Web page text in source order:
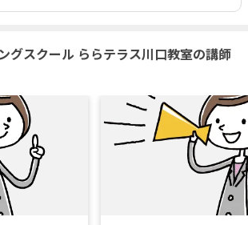
グスクール ららテラス川口教室の講師